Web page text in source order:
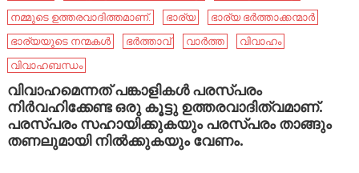
നമ്മുടെ ഉത്തരവാദിത്തമാണ്.
ഭാര്യ
ഭാര്യ ഭർത്താക്കന്മാർ
ഭാര്യയുടെ നന്മകൾ
ഭർത്താവ് വാർത്ത
വിവാഹം
വിവാഹബന്ധം
വിവാഹമെന്നത് പങ്കാളികൾ പരസ്പരം
നിർവഹിക്കേണ്ട ഒരു കൂട്ടു ഉത്തരവാദിത്വമാണ്.
പരസ്പരം സഹായിക്കുകയും പരസ്പരം താങ്ങും
തണലുമായി നിൽക്കുകയും വേണം.